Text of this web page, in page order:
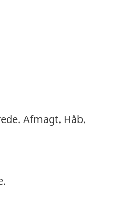
Afmagt. Håb.